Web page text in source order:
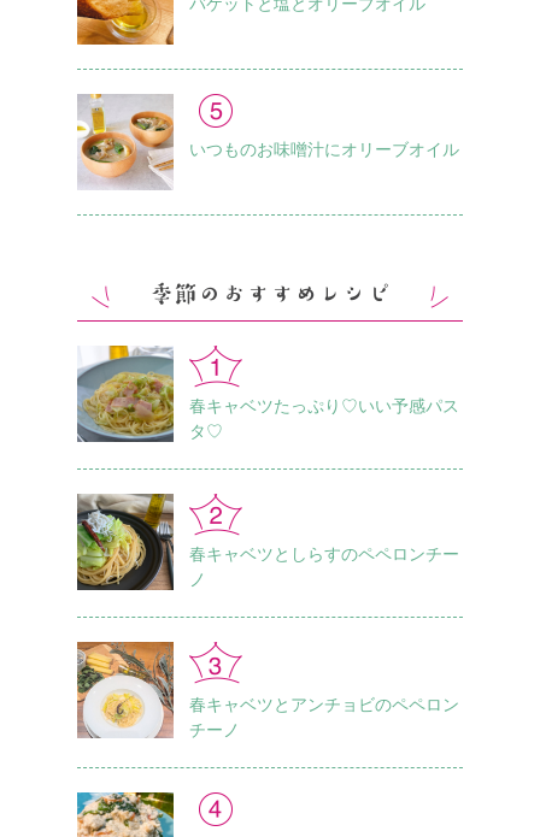
バケットと塩とオリーブオイル
いつものお味噌汁に オリーブオイル
春キャベツたっぷり♡いい予感パス
タ♡
春キャベツとしらすのペペロンチー
ノ
春キャベツとアンチョビのペペロン
チーノ